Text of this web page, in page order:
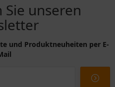
unseren
und Produktneuheiten per E-